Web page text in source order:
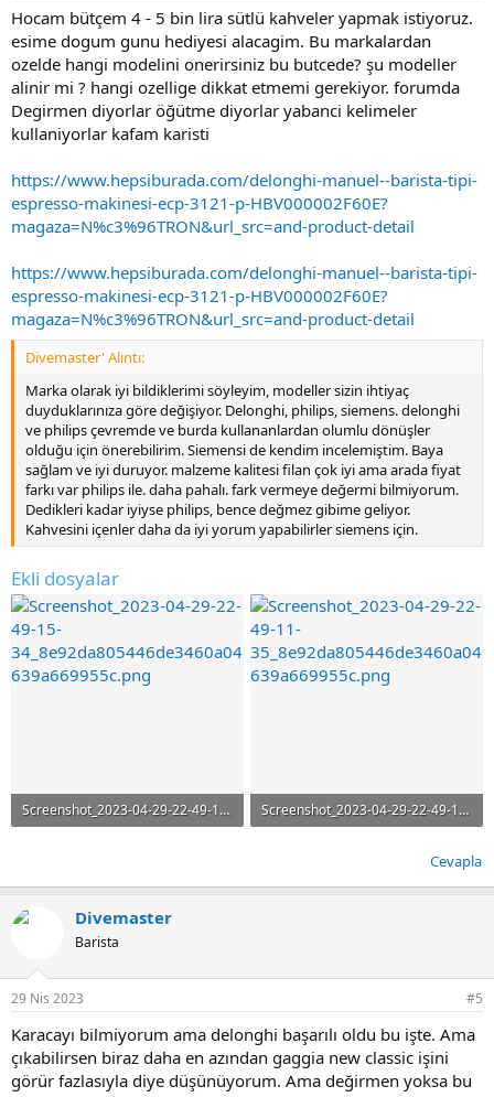
Hocam bütçem 4 - 5 bin lira sütlü kahveler yapmak istiyoruz.
esime dogum gunu hediyesi alacagim. Bu markalardan
ozelde hangi modelini onerirsiniz bu butcede? şu modeller
alinir mi ? hangi ozellige dikkat etmemi gerekiyor. forumda
Degirmen diyorlar öğütme diyorlar yabanci kelimeler
kullaniyorlar kafam karisti
https://www.hepsiburada.com/delonghi-manuel--barista-tipi-
espresso-makinesi-ecp-3121-p-HBV000002F60E?
magaza=N%c3%96TRON&url_src=and-product-detail
https://www.hepsiburada.com/delonghi-manuel--barista-tipi-
espresso-makinesi-ecp-3121-p-HBV000002F60E?
magaza=N%c3%96TRON&url_src=and-product-detail
Divemaster' Alıntı:
Marka olarak iyi bildiklerimi söyleyim, modeller sizin ihtiyaç
duyduklarınıza göre değişiyor. Delonghi, philips, siemens. delonghi
ve philips çevremde ve burda kullananlardan olumlu dönüşler
olduğu için önerebilirim. Siemensi de kendim incelemiştim. Baya
sağlam ve iyi duruyor. malzeme kalitesi filan çok iyi ama arada fiyat
farkı var philips ile. daha pahalı. fark vermeye değermi bilmiyorum.
Dedikleri kadar iyiyse philips, bence değmez gibime geliyor.
Kahvesini içenler daha da iyi yorum yapabilirler siemens için.
Ekli dosyalar
Screenshot_2023-04-29-22-49-15-34_8e92da805446de3460a04639a669955c.png
Screenshot_2023-04-29-22-49-11-35_8e92da805446de3460a04639a669955c.png
Cevapla
Divemaster
Barista
29 Nis 2023 #5
Karacayı bilmiyorum ama delonghi başarılı oldu bu işte. Ama
çıkabilirsen biraz daha en azından gaggia new classic işini
görür fazlasıyla diye düşünüyorum. Ama değirmen yoksa bu